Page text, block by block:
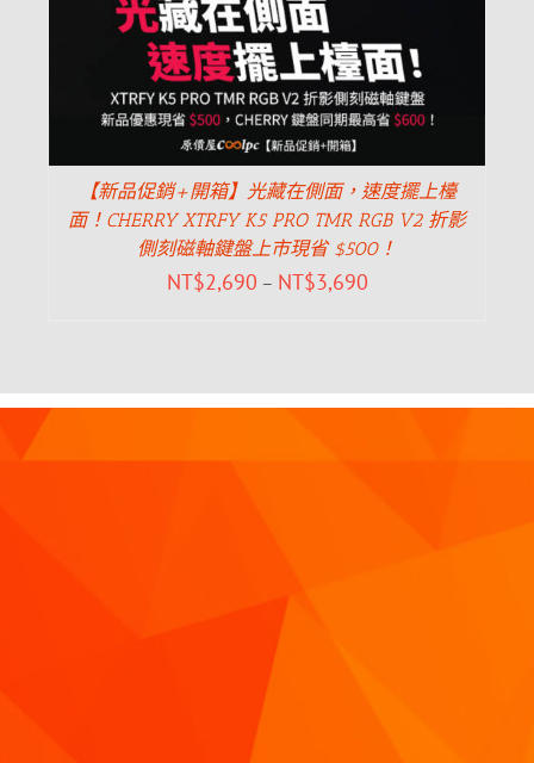
【新品促銷+開箱】光藏在側面，速度擺上檯
面！CHERRY XTRFY K5 PRO TMR RGB V2 折影
側刻磁軸鍵盤上市現省 $500！
NT$2,690 – NT$3,690